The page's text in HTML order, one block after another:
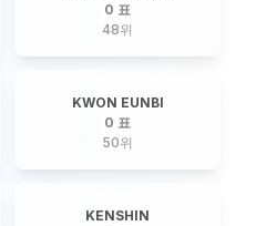
0 표
48위
KWON EUNBI
0 표
50위
KENSHIN